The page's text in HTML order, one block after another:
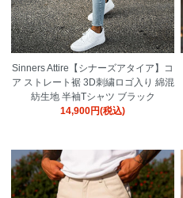
Sinners Attire【シナーズアタイア】コ
ア ストレート裾 3D刺繍ロゴ入り 綿混
紡生地 半袖Tシャツ ブラック
14,900円(税込)